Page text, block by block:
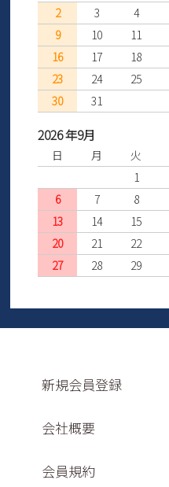
2
3 4
9
10 11
16
17 18
23
24 25
30
31
2026 年9月
日 月 火
1
6
7 8
13
14 15
20
21 22
27
28 29
新規会員登録
会社概要
会員規約